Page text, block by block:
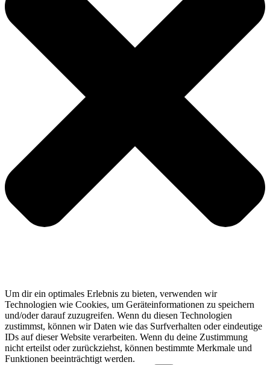
Um dir ein optimales Erlebnis zu bieten, verwenden wir
Technologien wie Cookies, um Geräteinformationen zu speichern
und/oder darauf zuzugreifen. Wenn du diesen Technologien
zustimmst, können wir Daten wie das Surfverhalten oder eindeutige
IDs auf dieser Website verarbeiten. Wenn du deine Zustimmung
nicht erteilst oder zurückziehst, können bestimmte Merkmale und
Funktionen beeinträchtigt werden.